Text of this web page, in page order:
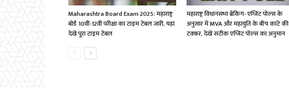
Maharashtra Board Exam 2025: महाराष्ट्र
बोर्ड 10वीं-12वीं परीक्षा का टाइम टेबल जारी, यहां
देखे पूरा टाइम टेबल
महाराष्ट्र विधानसभा ब्रेकिंग- एग्जिट पोल्स के
अनुसार में MVA और महायुति के बीच कांटे की
टक्कर, देखें सटीक एग्जिट पोल्स का अनुमान